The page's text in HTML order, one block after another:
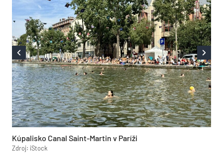
Kúpalisko Canal Saint-Martin v Paríži
Zdroj: iStock